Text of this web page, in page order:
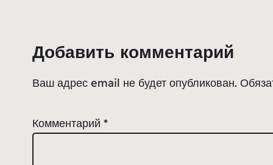
Добавить комментарий
Ваш адрес email не будет опубликован.
Комментарий *